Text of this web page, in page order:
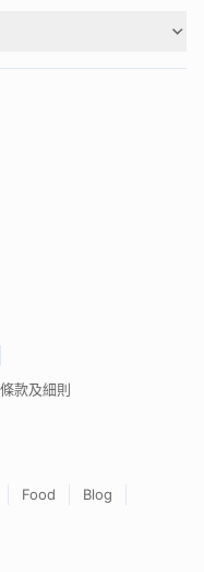
條款及細則
Food
Blog